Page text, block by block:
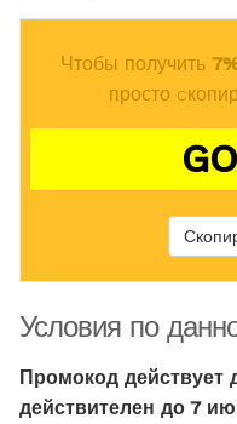
Чтобы получить
просто
Условия по
Промокод действует
действителен до 7